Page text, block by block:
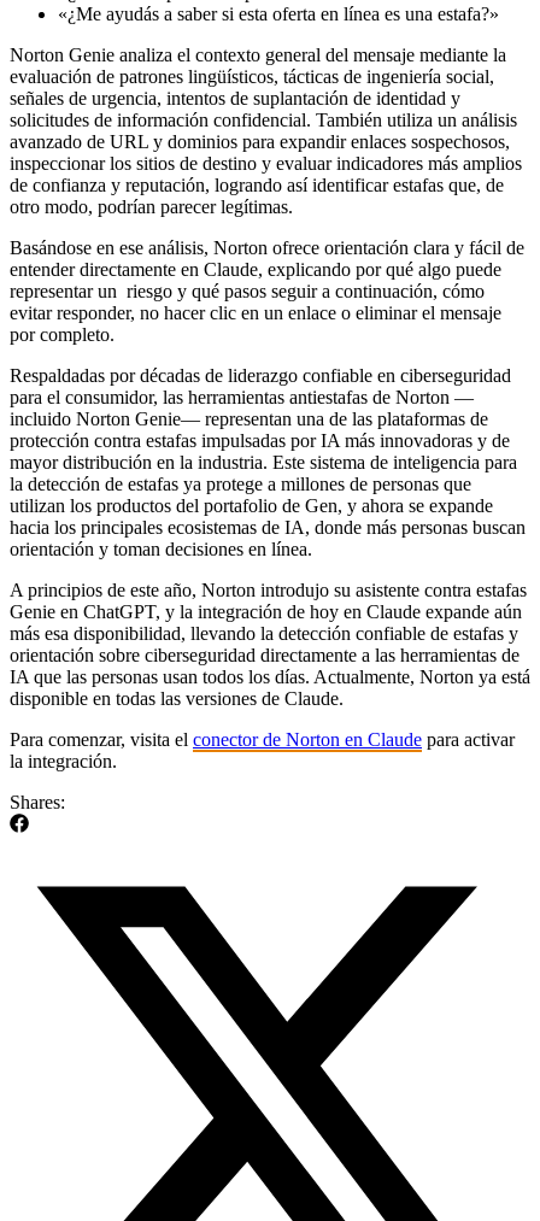
«¿Me ayudás a saber si esta oferta en línea es una estafa?»
Norton Genie analiza el contexto general del mensaje mediante la
evaluación de patrones lingüísticos, tácticas de ingeniería social,
señales de urgencia, intentos de suplantación de identidad y
solicitudes de información confidencial. También utiliza un análisis
avanzado de URL y dominios para expandir enlaces sospechosos,
inspeccionar los sitios de destino y evaluar indicadores más amplios
de confianza y reputación, logrando así identificar estafas que, de
otro modo, podrían parecer legítimas.
Basándose en ese análisis, Norton ofrece orientación clara y fácil de
entender directamente en Claude, explicando por qué algo puede
representar un riesgo y qué pasos seguir a continuación, cómo
evitar responder, no hacer clic en un enlace o eliminar el mensaje
por completo.
Respaldadas por décadas de liderazgo confiable en ciberseguridad
para el consumidor, las herramientas antiestafas de Norton —
incluido Norton Genie— representan una de las plataformas de
protección contra estafas impulsadas por IA más innovadoras y de
mayor distribución en la industria. Este sistema de inteligencia para
la detección de estafas ya protege a millones de personas que
utilizan los productos del portafolio de Gen, y ahora se expande
hacia los principales ecosistemas de IA, donde más personas buscan
orientación y toman decisiones en línea.
A principios de este año, Norton introdujo su asistente contra estafas
Genie en ChatGPT, y la integración de hoy en Claude expande aún
más esa disponibilidad, llevando la detección confiable de estafas y
orientación sobre ciberseguridad directamente a las herramientas de
IA que las personas usan todos los días. Actualmente, Norton ya está
disponible en todas las versiones de Claude.
Para comenzar, visita el conector de Norton en Claude para activar
la integración.
Shares: